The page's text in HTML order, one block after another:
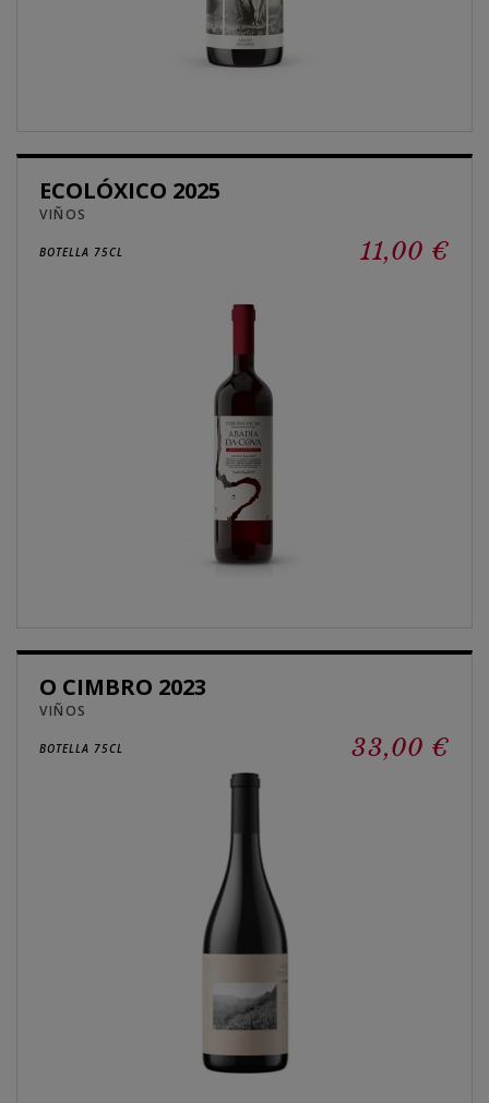
ECOLÓXICO 2025
VIÑOS
BOTELLA 75CL 11,00 €
O CIMBRO 2023
VIÑOS
BOTELLA 75CL 33,00 €